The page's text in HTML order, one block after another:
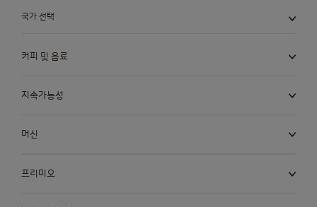
국가 선택
커피 및 음료
지속가능성
머신
프리미오